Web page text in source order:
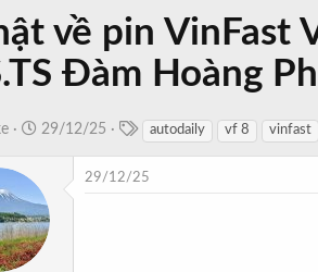
về pin VinFast
Đàm Hoàng
N
y
b
ắ
29/12/25
g
autodaily vf 8 vinfast
29/12/25